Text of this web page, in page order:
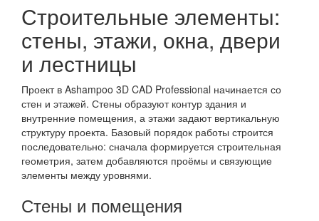
Строительные элементы:
стены, этажи, окна, двери
и лестницы
Проект в Ashampoo 3D CAD Professional начинается со
стен и этажей. Стены образуют контур здания и
внутренние помещения, а этажи задают вертикальную
структуру проекта. Базовый порядок работы строится
последовательно: сначала формируется строительная
геометрия, затем добавляются проёмы и связующие
элементы между уровнями.
Стены и помещения